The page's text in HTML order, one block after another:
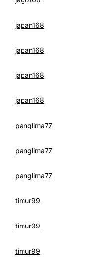
japan168
japan168
japan168
japan168
panglima77
panglima77
panglima77
timur99
timur99
timur99